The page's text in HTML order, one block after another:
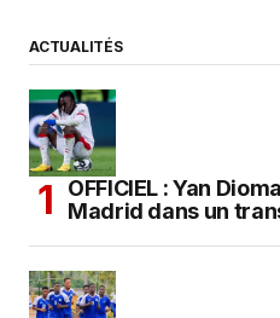
ACTUALITÉS
OFFICIEL : Yan
Madrid dans un